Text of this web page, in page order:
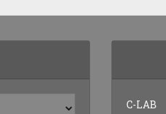
C-LAB